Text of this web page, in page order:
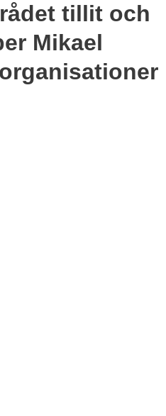
tillit och
Mikael